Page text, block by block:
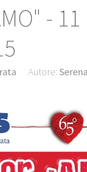
- 11
Autore: